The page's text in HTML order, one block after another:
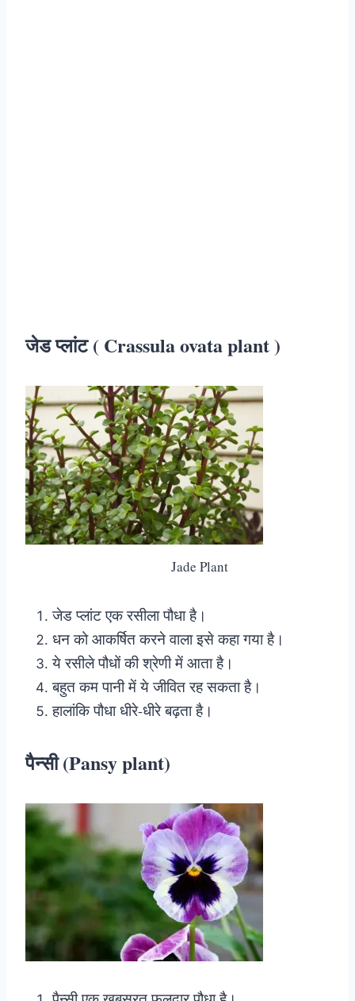
जेड प्लांट ( Crassula ovata plant )
Jade Plant
जेड प्लांट एक रसीला पौधा है।
धन को आकर्षित करने वाला इसे कहा गया है।
ये रसीले पौधों की श्रेणी में आता है।
बहुत कम पानी में ये जीवित रह सकता है।
हालांकि पौधा धीरे-धीरे बढ़ता है।
पैन्सी (Pansy plant)